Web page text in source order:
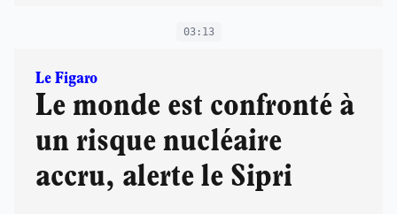
03:13
Le Figaro
Le monde est confronté à
un risque nucléaire
accru, alerte le Sipri